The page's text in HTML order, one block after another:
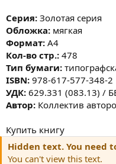
Серия: Золотая серия
Обложка: мягкая
Формат: А4
Кол-во стр.: 478
Тип бумаги:
ISBN: 978-617-577-348-2
УДК: 629.331 (083.13) /
Автор: Коллектив
Купить книгу
Hidden text. You need
You can't view this text.